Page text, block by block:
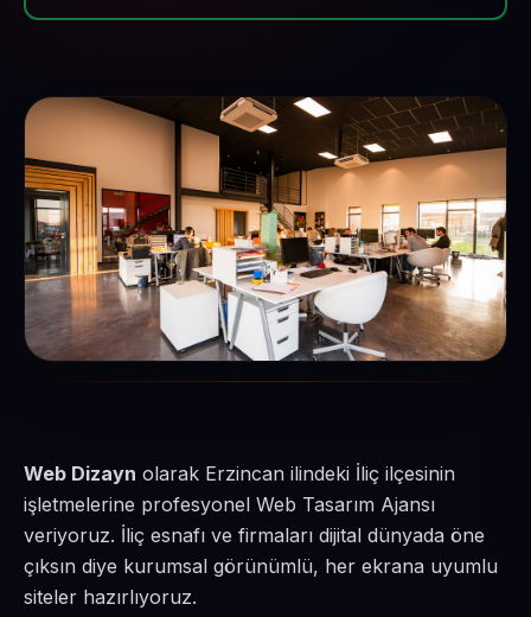
Web Dizayn olarak Erzincan ilindeki İliç ilçesinin
işletmelerine profesyonel Web Tasarım Ajansı
veriyoruz. İliç esnafı ve firmaları dijital dünyada öne
çıksın diye kurumsal görünümlü, her ekrana uyumlu
siteler hazırlıyoruz.